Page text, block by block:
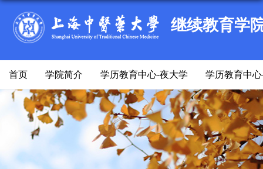
继续教育学
首页 学院简介 学历教育中心-夜大学 学历教育中